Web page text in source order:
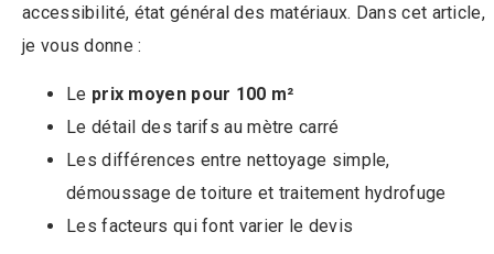
accessibilité, état général des matériaux. Dans cet article,
je vous donne :
Le prix moyen pour 100 m²
Le détail des tarifs au mètre carré
Les différences entre nettoyage simple,
démoussage de toiture et traitement hydrofuge
Les facteurs qui font varier le devis